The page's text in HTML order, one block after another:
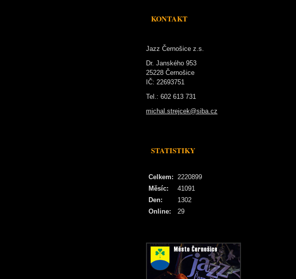
KONTAKT
Jazz Černošice z.s.
Dr. Janského 953
25228 Černošice
IČ: 22693751
Tel.: 602 613 731
michal.strejcek@siba.cz
STATISTIKY
Online: 29
Celkem: 2220899
Měsíc:
41091
Den:
1302